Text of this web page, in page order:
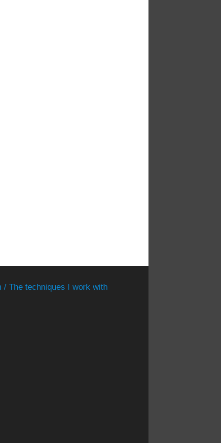
/ The techniques I work with